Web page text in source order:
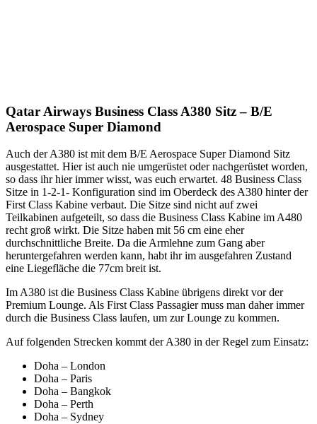
Qatar Airways Business Class A380 Sitz – B/E
Aerospace Super Diamond
Auch der A380 ist mit dem B/E Aerospace Super Diamond Sitz
ausgestattet. Hier ist auch nie umgerüstet oder nachgerüstet worden,
so dass ihr hier immer wisst, was euch erwartet. 48 Business Class
Sitze in 1-2-1- Konfiguration sind im Oberdeck des A380 hinter der
First Class Kabine verbaut. Die Sitze sind nicht auf zwei
Teilkabinen aufgeteilt, so dass die Business Class Kabine im A480
recht groß wirkt. Die Sitze haben mit 56 cm eine eher
durchschnittliche Breite. Da die Armlehne zum Gang aber
heruntergefahren werden kann, habt ihr im ausgefahren Zustand
eine Liegefläche die 77cm breit ist.
Im A380 ist die Business Class Kabine übrigens direkt vor der
Premium Lounge. Als First Class Passagier muss man daher immer
durch die Business Class laufen, um zur Lounge zu kommen.
Auf folgenden Strecken kommt der A380 in der Regel zum Einsatz:
Doha – London
Doha – Paris
Doha – Bangkok
Doha – Perth
Doha – Sydney